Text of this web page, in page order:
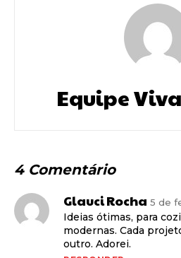
Equipe
4 Comentário
Glauci Rocha 5 de
Ideias ótimas, para
modernas. Cada
outro. Adorei.